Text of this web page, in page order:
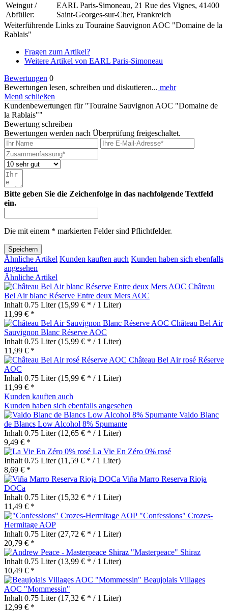
Weingut /
Abfüller:
EARL Paris-Simoneau, 21 Rue des Vignes, 41400
Saint-Georges-sur-Cher, Frankreich
Weiterführende Links zu Touraine Sauvignon AOC "Domaine de la
Rablais"
Fragen zum Artikel?
Weitere Artikel von EARL Paris-Simoneau
Bewertungen 0
Bewertungen lesen, schreiben und diskutieren... mehr
Menü schließen
Kundenbewertungen für "Touraine Sauvignon AOC "Domaine de
la Rablais""
Bewertung schreiben
Bewertungen werden nach Überprüfung freigeschaltet.
Bitte geben Sie die Zeichenfolge in das nachfolgende Textfeld
ein.
Die mit einem * markierten Felder sind Pflichtfelder.
Speichern
Ähnliche Artikel Kunden kauften auch Kunden haben sich ebenfalls
angesehen
Ähnliche Artikel
Château
Bel Air blanc Réserve Entre deux Mers AOC
Inhalt 0.75 Liter(15,99 € * / 1 Liter)
11,99 € *
Château Bel Air
Sauvignon Blanc Réserve AOC
Inhalt 0.75 Liter(15,99 € * / 1 Liter)
11,99 € *
Château Bel Air rosé Réserve
AOC
Inhalt 0.75 Liter(15,99 € * / 1 Liter)
11,99 € *
Kunden kauften auch
Kunden haben sich ebenfalls angesehen
Valdo Blanc
de Blancs Low Alcohol 8% Spumante
Inhalt 0.75 Liter(12,65 € * / 1 Liter)
9,49 € *
La Vie En Zéro 0% rosé
Inhalt 0.75 Liter(11,59 € * / 1 Liter)
8,69 € *
Viña Marro Reserva Rioja
DOCa
Inhalt 0.75 Liter(15,32 € * / 1 Liter)
11,49 € *
"Confessions" Crozes-
Hermitage AOP
Inhalt 0.75 Liter(27,72 € * / 1 Liter)
20,79 € *
"Masterpeace" Shiraz
Inhalt 0.75 Liter(13,99 € * / 1 Liter)
10,49 € *
Beaujolais Villages
AOC "Mommessin"
Inhalt 0.75 Liter(17,32 € * / 1 Liter)
12,99 € *